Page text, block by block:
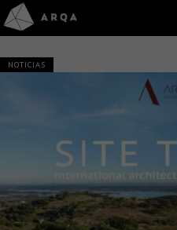
NOTICIAS